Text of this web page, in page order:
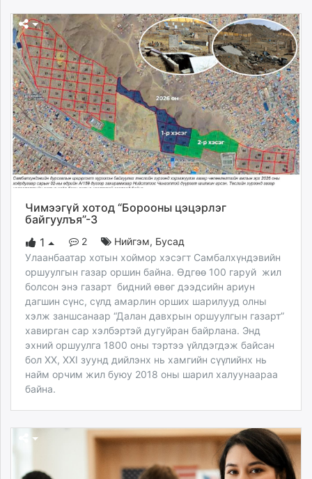
Чимээгүй хотод “Борооны цэцэрлэг
байгуулъя”-3
1
2 Нийгэм, Бусад
Улаанбаатар хотын хоймор хэсэгт Самбалхүндэвийн
оршуулгын газар оршин байна. Өдгөө 100 гаруй жил
болсон энэ газарт бидний өвөг дээдсийн ариун
дагшин сүнс, сүлд амарлин орших шарилууд олны
хэлж заншсанаар “Далан давхрын оршуулгын газарт”
хавирган сар хэлбэртэй дугуйран байрлана. Энд
эхний оршуулга 1800 оны тэртээ үйлдэгдэж байсан
бол XX, XXI зуунд дийлэнх нь хамгийн сүүлийнх нь
найм орчим жил буюу 2018 оны шарил халуунаараа
байна.